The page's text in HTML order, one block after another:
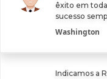
êxito em
sucesso
Washington
Indicamos a